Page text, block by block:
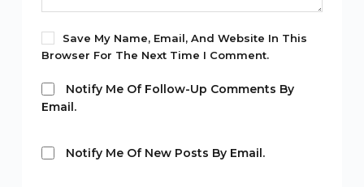
Save My Name, Email, And Website In This
Browser For The Next Time I Comment.
Notify Me Of Follow-Up Comments By
Email.
Notify Me Of New Posts By Email.